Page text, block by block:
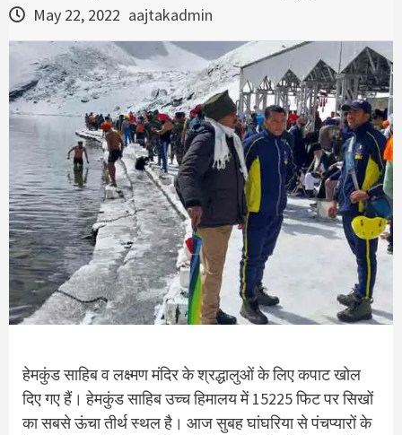
May 22, 2022 aajtakadmin
हेमकुंड साहिब व लक्ष्मण मंदिर के श्रद्धालुओं के लिए कपाट खोल
दिए गए हैं। हेमकुंड साहिब उच्च हिमालय में 15225 फिट पर सिखों
का सबसे ऊंचा तीर्थ स्थल है। आज सुबह घांघरिया से पंचप्यारों के